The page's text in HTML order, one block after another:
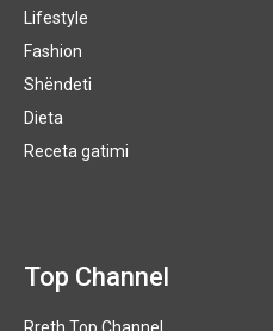
Lifestyle
Fashion
Shëndeti
Dieta
Receta gatimi
Top Channel